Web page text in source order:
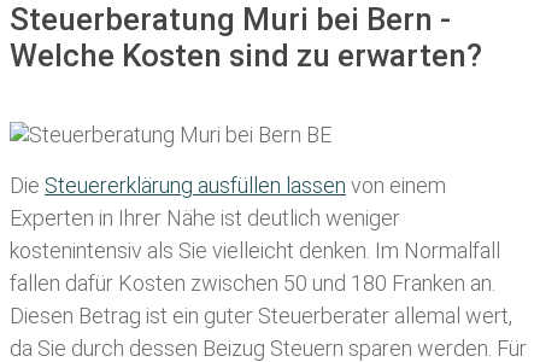
Steuerberatung Muri bei Bern -
Welche Kosten sind zu erwarten?
Die Steuererklärung ausfüllen lassen von einem
Experten in Ihrer Nähe ist deutlich weniger
kostenintensiv als Sie vielleicht denken. Im Normalfall
fallen dafür Kosten zwischen 50 und 180 Franken an.
Diesen Betrag ist ein guter Steuerberater allemal wert,
da Sie durch dessen Beizug Steuern sparen werden. Für